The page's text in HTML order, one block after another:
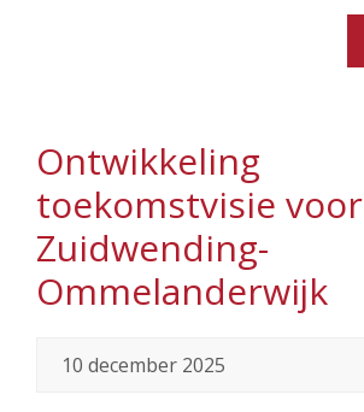
Ontwikkeling
toekomstvisie voor
Zuidwending-
Ommelanderwijk
10 december 2025